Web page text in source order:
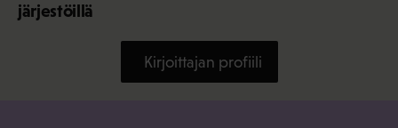
järjestöillä
Kirjoittajan profiili